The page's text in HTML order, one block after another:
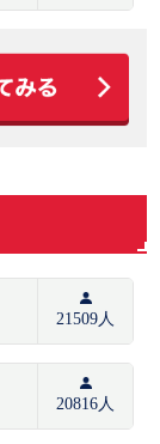
21509人
20816人